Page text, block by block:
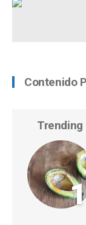
Contenido
Trending
1